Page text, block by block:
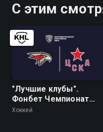
С этим
"Лучшие клубы".
Фонбет Чемпионат
КХЛ. "Авангард" - ЦСКА
Хоккей